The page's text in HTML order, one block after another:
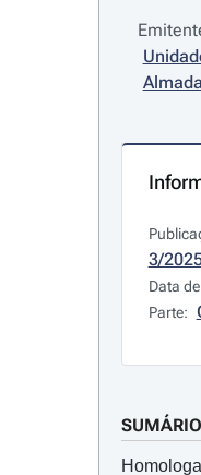
3/
Data
Parte:
SUMÁRIO